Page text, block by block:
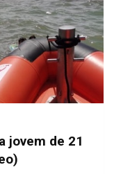
jovem de 21